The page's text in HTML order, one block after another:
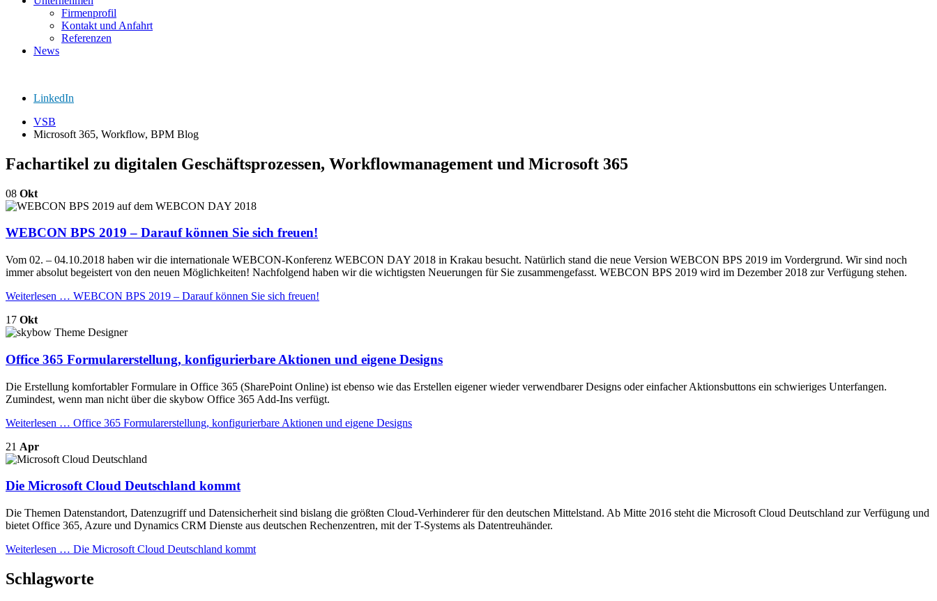
Firmenprofil
Kontakt und Anfahrt
Referenzen
News
LinkedIn
VSB
Microsoft 365, Workflow, BPM Blog
Fachartikel zu digitalen Geschäftsprozessen, Workflowmanagement und Microsoft 365
08 Okt
WEBCON BPS 2019 – Darauf können Sie sich freuen!
Vom 02. – 04.10.2018 haben wir die internationale WEBCON-Konferenz WEBCON DAY 2018 in Krakau besucht. Natürlich stand die neue Version WEBCON BPS 2019 im Vordergrund. Wir sind noch
immer absolut begeistert von den neuen Möglichkeiten! Nachfolgend haben wir die wichtigsten Neuerungen für Sie zusammengefasst. WEBCON BPS 2019 wird im Dezember 2018 zur Verfügung stehen.
Weiterlesen … WEBCON BPS 2019 – Darauf können Sie sich freuen!
17 Okt
Office 365 Formularerstellung, konfigurierbare Aktionen und eigene Designs
Die Erstellung komfortabler Formulare in Office 365 (SharePoint Online) ist ebenso wie das Erstellen eigener wieder verwendbarer Designs oder einfacher Aktionsbuttons ein schwieriges Unterfangen.
Zumindest, wenn man nicht über die skybow Office 365 Add-Ins verfügt.
Weiterlesen … Office 365 Formularerstellung, konfigurierbare Aktionen und eigene Designs
21 Apr
Die Microsoft Cloud Deutschland kommt
Die Themen Datenstandort, Datenzugriff und Datensicherheit sind bislang die größten Cloud-Verhinderer für den deutschen Mittelstand. Ab Mitte 2016 steht die Microsoft Cloud Deutschland zur Verfügung und
bietet Office 365, Azure und Dynamics CRM Dienste aus deutschen Rechenzentren, mit der T-Systems als Datentreuhänder.
Weiterlesen … Die Microsoft Cloud Deutschland kommt
Schlagworte